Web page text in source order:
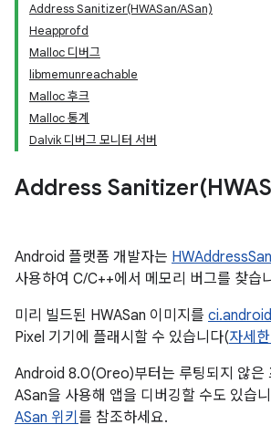
Address Sanitizer(HWASan/ASan)
Heapprofd
Malloc 디버그
libmemunreachable
Malloc 후크
Malloc 통계
Dalvik 디버그 모니터 서버
Address Sanitizer(
Android 플랫폼 개발자는
사용하여 C/C++에서 메모리 버그를 찾습
미리 빌드된 HWASan 이미지를
Pixel 기기에 플래시할 수 있습니다(자세
Android 8.0(Oreo)부터는 루팅되지 않은
ASan을 사용해 앱을 디버깅할 수도 있습
ASan 위키 를 참조하세요.